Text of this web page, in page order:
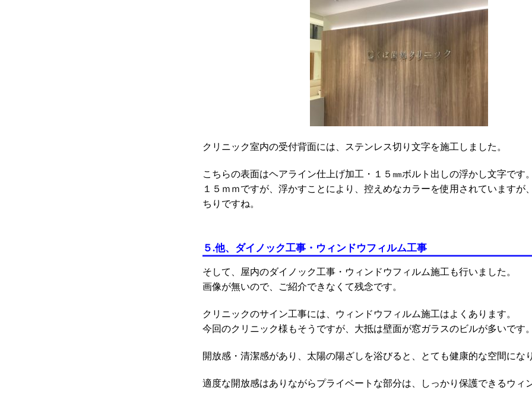
クリニック室内の受付背面には、ステンレス切り文字を施工しました。
こちらの表面はヘアライン仕上げ加工・１５㎜ボルト出しの浮かし文字です。
１５ｍｍですが、浮かすことにより、控えめなカラーを使用されていますが
ちりですね。
５.他、ダイノック工事・ウィンドウフィルム工事
そして、屋内のダイノック工事・ウィンドウフィルム施工も行いました。
画像が無いので、ご紹介できなくて残念です。
クリニックのサイン工事には、ウィンドウフィルム施工はよくあります。
今回のクリニック様もそうですが、大抵は壁面が窓ガラスのビルが多いです。
開放感・清潔感があり、太陽の陽ざしを浴びると、とても健康的な空間にな
適度な開放感はありながらプライベートな部分は、しっかり保護できるウィ